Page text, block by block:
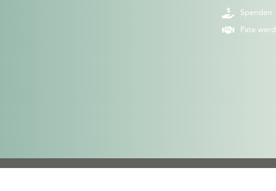
Spenden
Pate